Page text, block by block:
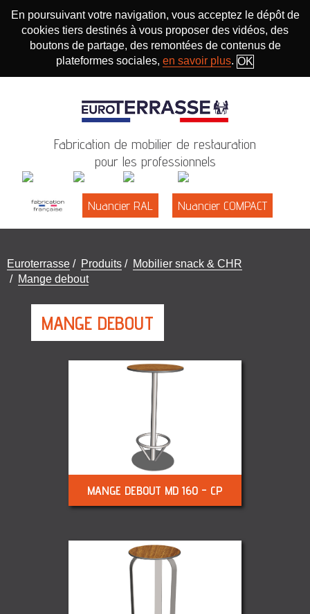
En poursuivant votre navigation, vous acceptez le dépôt de
cookies tiers destinés à vous proposer des vidéos, des
boutons de partage, des remontées de contenus de
plateformes sociales, en savoir plus. OK
Fabrication de mobilier de restauration
pour les professionnels
Nuancier RAL Nuancier COMPACT
Vous
êtes
Euroterrasse / Produits / Mobilier snack & CHR
/ Mange debout
MANGE DEBOUT
MANGE DEBOUT MD 160 - CP